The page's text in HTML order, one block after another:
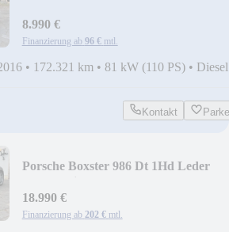
8.990 €
Finanzierung ab 96 € mtl.
• 172.321 km • 81 kW (110 PS) • Diesel
Kontakt
Porsche Boxster 986 Dt 1Hd Leder
18.990 €
Finanzierung ab 202 € mtl.